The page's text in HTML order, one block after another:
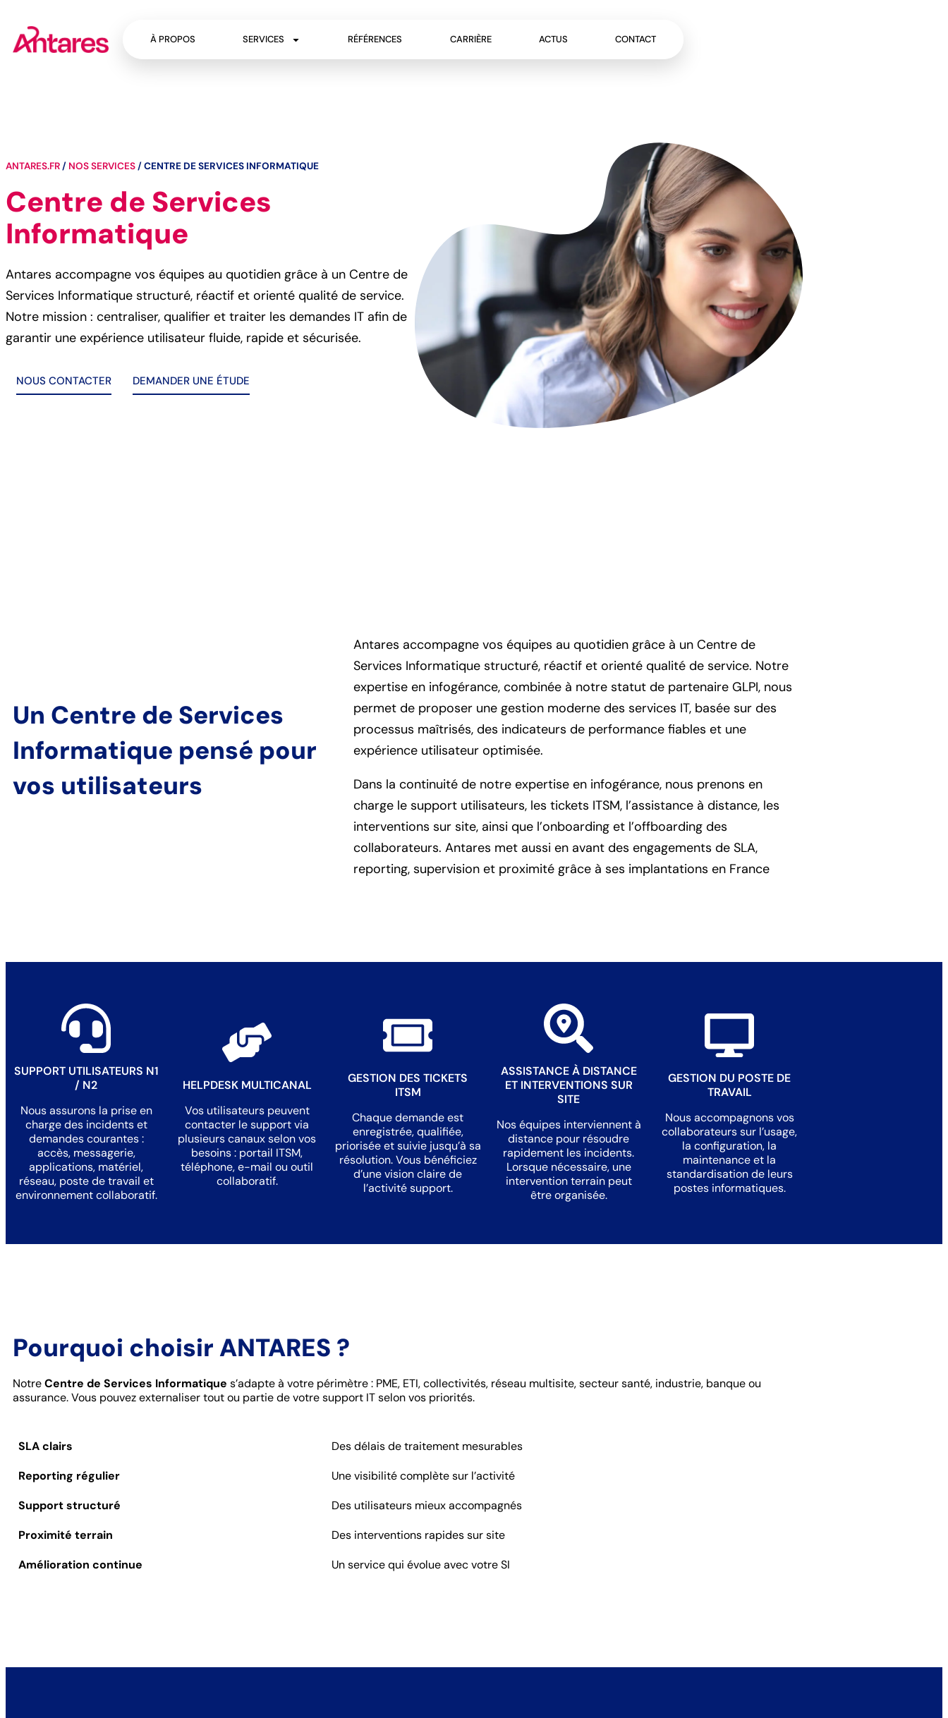
À PROPOS SERVICES RÉFÉRENCES CARRIÈRE ACTUS CONTACT
ANTARES.FR/ NOS SERVICES/CENTRE DE SERVICES INFORMATIQUE
Centre de Services
Informatique
Antares accompagne vos équipes au quotidien grâce à un Centre de
Services Informatique structuré, réactif et orienté qualité de service.
Notre mission : centraliser, qualifier et traiter les demandes IT afin de
garantir une expérience utilisateur fluide, rapide et sécurisée.
NOUS CONTACTER DEMANDER UNE ÉTUDE
Un Centre de Services
Informatique pensé pour
vos utilisateurs
Antares accompagne vos équipes au quotidien grâce à un Centre de
Services Informatique structuré, réactif et orienté qualité de service. Notre
expertise en infogérance, combinée à notre statut de partenaire GLPI, nous
permet de proposer une gestion moderne des services IT, basée sur des
processus maîtrisés, des indicateurs de performance fiables et une
expérience utilisateur optimisée.
Dans la continuité de notre expertise en infogérance, nous prenons en
charge le support utilisateurs, les tickets ITSM, l’assistance à distance, les
interventions sur site, ainsi que l’onboarding et l’offboarding des
collaborateurs. Antares met aussi en avant des engagements de SLA,
reporting, supervision et proximité grâce à ses implantations en France
SUPPORT UTILISATEURS N1
/ N2
Nous assurons la prise en
charge des incidents et
demandes courantes :
accès, messagerie,
applications, matériel,
réseau, poste de travail et
environnement collaboratif.
HELPDESK MULTICANAL
Vos utilisateurs peuvent
contacter le support via
plusieurs canaux selon vos
besoins : portail ITSM,
téléphone, e-mail ou outil
collaboratif.
GESTION DES TICKETS
ITSM
Chaque demande est
enregistrée, qualifiée,
priorisée et suivie jusqu’à sa
résolution. Vous bénéficiez
d’une vision claire de
l’activité support.
ASSISTANCE À DISTANCE
ET INTERVENTIONS SUR
SITE
Nos équipes interviennent à
distance pour résoudre
rapidement les incidents.
Lorsque nécessaire, une
intervention terrain peut
être organisée.
GESTION DU POSTE DE
TRAVAIL
Nous accompagnons vos
collaborateurs sur l’usage,
la configuration, la
maintenance et la
standardisation de leurs
postes informatiques.
Pourquoi choisir ANTARES ?
NotreCentre de Services Informatique s’adapte à votre périmètre : PME, ETI, collectivités, réseau multisite, secteur santé, industrie, banque ou
assurance. Vous pouvez externaliser tout ou partie de votre support IT selon vos priorités.
SLA clairs
Des délais de traitement mesurables
Reporting régulier
Une visibilité complète sur l’activité
Support structuré
Des utilisateurs mieux accompagnés
Proximité terrain
Des interventions rapides sur site
Amélioration continue
Un service qui évolue avec votre SI